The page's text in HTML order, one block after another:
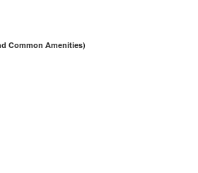
Common Amenities)